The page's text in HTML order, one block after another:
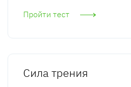
Пройти тест
Сила трения